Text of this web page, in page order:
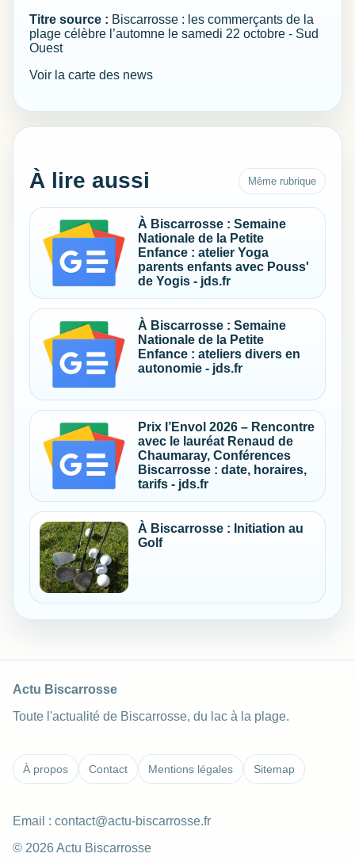
Titre source : Biscarrosse : les commerçants de la
plage célèbre l’automne le samedi 22 octobre - Sud
Ouest
Voir la carte des news
À lire aussi Même rubrique
À Biscarrosse : Semaine
Nationale de la Petite
Enfance : atelier Yoga
parents enfants avec Pouss'
de Yogis - jds.fr
À Biscarrosse : Semaine
Nationale de la Petite
Enfance : ateliers divers en
autonomie - jds.fr
Prix l’Envol 2026 – Rencontre
avec le lauréat Renaud de
Chaumaray, Conférences
Biscarrosse : date, horaires,
tarifs - jds.fr
À Biscarrosse : Initiation au
Golf
Actu Biscarrosse
Toute l'actualité de Biscarrosse, du lac à la plage.
À propos Contact Mentions légales Sitemap
Email : contact@actu-biscarrosse.fr
© 2026 Actu Biscarrosse